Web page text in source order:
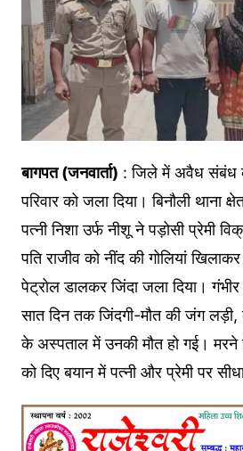
बागपत (जनवार्ता) : जिले में अवैध संबंध
परिवार को जला दिया। बिनौली थाना
पत्नी निशा उर्फ नीशू ने पड़ोसी प्रेमी
पति राजीव को नींद की गोलियां
पेट्रोल डालकर जिंदा जला दिया।
सात दिन तक जिंदगी-मौत की जंग
के अस्पताल में उनकी मौत हो गई।
को दिए बयान में पत्नी और प्रेमी पर